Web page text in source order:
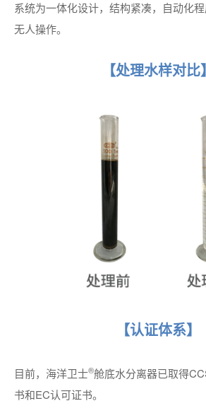
系统为一体化设计，结构紧凑，自动化
无人操作。
【处理水样对比】
【认证体系】
目前， 海洋卫士®舱底水分离器已取得
书和EC认可证书。